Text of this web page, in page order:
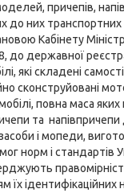
причепів,
до них транспортних
Кабінету
до державної
які складені
сконструйовані
повна маса яких
та напівпричепи
і мопеди,
норм і стандартів
їх ідентифікаційних